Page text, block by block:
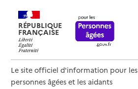
RÉPUBLIQUE
FRANÇAISE
Le site officiel d'information pour les
personnes âgées et les aidants